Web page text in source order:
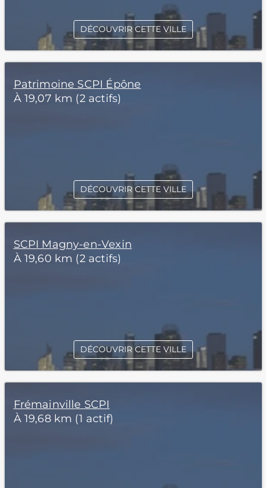
DÉCOUVRIR CETTE VILLE
Patrimoine SCPI Épône
À 19,07 km (2 actifs)
DÉCOUVRIR CETTE VILLE
SCPI Magny-en-Vexin
À 19,60 km (2 actifs)
DÉCOUVRIR CETTE VILLE
Frémainville SCPI
À 19,68 km (1 actif)